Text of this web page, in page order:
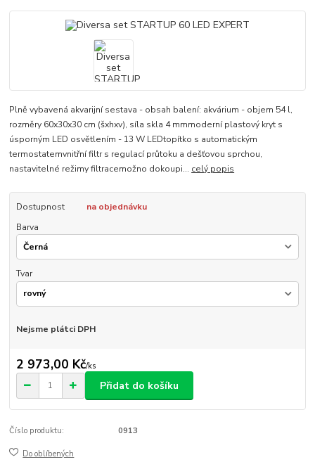
Plně vybavená akvarijní sestava - obsah balení: akvárium - objem 54 l,
rozměry 60x30x30 cm (šxhxv), síla skla 4 mmmoderní plastový kryt s
úsporným LED osvětlením - 13 W LEDtopítko s automatickým
termostatemvnitřní filtr s regulací průtoku a dešťovou sprchou,
nastavitelné režimy filtracemožno dokoupi... celý popis
Dostupnost
na objednávku
Barva
Tvar
Nejsme plátci DPH
2 973,00 Kč/ks
Přidat do košíku
Číslo produktu: 0913
Do oblíbených